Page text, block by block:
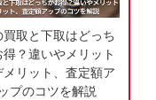
買取と下取はどっち
得？違いやメリット
メリット、査定額ア
ップのコツを解説